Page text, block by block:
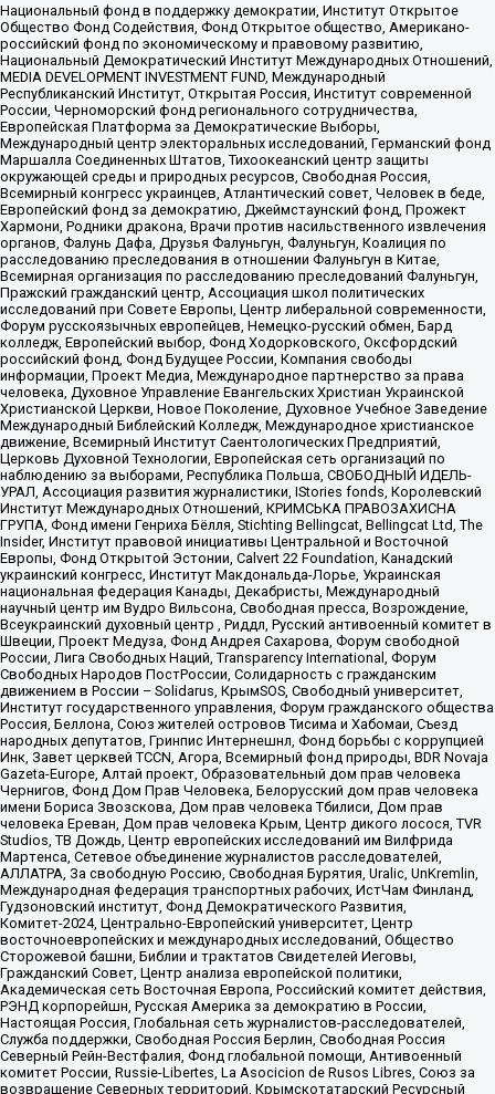
Национальный фонд в поддержку демократии, Институт Открытое
Общество Фонд Содействия, Фонд Открытое общество, Американо-
российский фонд по экономическому и правовому развитию,
Национальный Демократический Институт Международных Отношений,
MEDIA DEVELOPMENT INVESTMENT FUND, Международный
Республиканский Институт, Открытая Россия, Институт современной
России, Черноморский фонд регионального сотрудничества,
Европейская Платформа за Демократические Выборы,
Международный центр электоральных исследований, Германский фонд
Маршалла Соединенных Штатов, Тихоокеанский центр защиты
окружающей среды и природных ресурсов, Свободная Россия,
Всемирный конгресс украинцев, Атлантический совет, Человек в беде,
Европейский фонд за демократию, Джеймстаунский фонд, Прожект
Хармони, Родники дракона, Врачи против насильственного извлечения
органов, Фалунь Дафа, Друзья Фалуньгун, Фалуньгун, Коалиция по
расследованию преследования в отношении Фалуньгун в Китае,
Всемирная организация по расследованию преследований Фалуньгун,
Пражский гражданский центр, Ассоциация школ политических
исследований при Совете Европы, Центр либеральной современности,
Форум русскоязычных европейцев, Немецко-русский обмен, Бард
колледж, Европейский выбор, Фонд Ходорковского, Оксфордский
российский фонд, Фонд Будущее России, Компания свободы
информации, Проект Медиа, Международное партнерство за права
человека, Духовное Управление Евангельских Христиан Украинской
Христианской Церкви, Новое Поколение, Духовное Учебное Заведение
Международный Библейский Колледж, Международное христианское
движение, Всемирный Институт Саентологических Предприятий,
Церковь Духовной Технологии, Европейская сеть организаций по
наблюдению за выборами, Республика Польша, СВОБОДНЫЙ ИДЕЛЬ-
УРАЛ, Ассоциация развития журналистики, IStories fonds, Королевский
Институт Международных Отношений, КРИМСЬКА ПРАВОЗАХИСНА
ГРУПА, Фонд имени Генриха Бёлля, Stichting Bellingcat, Bellingcat Ltd, The
Insider, Институт правовой инициативы Центральной и Восточной
Европы, Фонд Открытой Эстонии, Calvert 22 Foundation, Канадский
украинский конгресс, Институт Макдональда-Лорье, Украинская
национальная федерация Канады, Декабристы, Международный
научный центр им Вудро Вильсона, Свободная пресса, Возрождение,
Всеукраинский духовный центр , Риддл, Русский антивоенный комитет в
Швеции, Проект Медуза, Фонд Андрея Сахарова, Форум свободной
России, Лига Свободных Наций, Transparеncy International, Форум
Свободных Народов ПостРоссии, Солидарность с гражданским
движением в России – Solidarus, КрымSOS, Свободный университет,
Институт государственного управления, Форум гражданского общества
Россия, Беллона, Союз жителей островов Тисима и Хабомаи, Съезд
народных депутатов, Гринпис Интернешнл, Фонд борьбы с коррупцией
Инк, Завет церквей TCCN, Агора, Всемирный фонд природы, BDR Novaja
Gazeta-Europe, Алтай проект, Образовательный дом прав человека
Чернигов, Фонд Дом Прав Человека, Белорусский дом прав человека
имени Бориса Звозскова, Дом прав человека Тбилиси, Дом прав
человека Ереван, Дом прав человека Крым, Центр дикого лосося, TVR
Studios, ТВ Дождь, Центр европейских исследований им Вилфрида
Мартенса, Сетевое объединение журналистов расследователей,
АЛЛАТРА, За свободную Россию, Свободная Бурятия, Uralic, UnKremlin,
Международная федерация транспортных рабочих, ИстЧам Финланд,
Гудзоновский институт, Фонд Демократического Развития,
Комитет-2024, Центрально-Европейский университет, Центр
восточноевропейских и международных исследований, Общество
Сторожевой башни, Библии и трактатов Свидетелей Иеговы,
Гражданский Совет, Центр анализа европейской политики,
Академическая сеть Восточная Европа, Российский комитет действия,
РЭНД корпорейшн, Русская Америка за демократию в России,
Настоящая Россия, Глобальная сеть журналистов-расследователей,
Служба поддержки, Свободная Россия Берлин, Свободная Россия
Северный Рейн-Вестфалия, Фонд глобальной помощи, Антивоенный
комитет России, Russie-Libertes, La Asocicion de Rusos Libres, Союз за
возвращение Северных территорий, Крымскотатарский Ресурсный